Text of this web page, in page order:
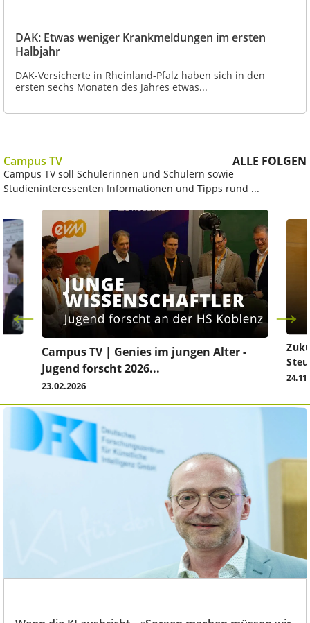
DAK: Etwas weniger Krankmeldungen im ersten
Halbjahr
DAK-Versicherte in Rheinland-Pfalz haben sich in den
ersten sechs Monaten des Jahres etwas...
Campus TV ALLE FOLGEN
Campus TV soll Schülerinnen und Schülern sowie
Studieninteressenten Informationen und Tipps rund ...
Campus TV | Genies im jungen Alter -
Jugend forscht 2026...
23.02.2026